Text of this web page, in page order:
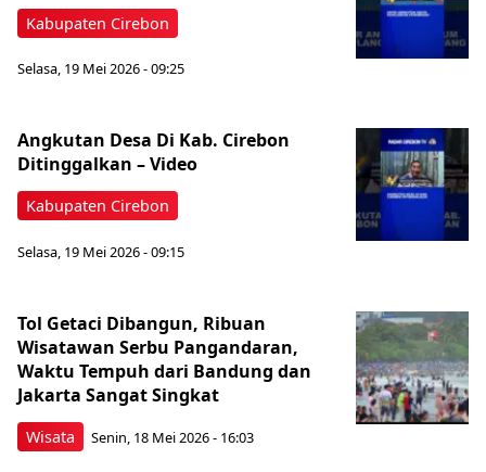
Kabupaten Cirebon
Selasa, 19 Mei 2026 - 09:25
Kabupaten Cirebon
Angkutan Desa Di Kab. Cirebon
Ditinggalkan – Video
Selasa, 19 Mei 2026 - 09:15
Wisata
Tol Getaci Dibangun, Ribuan
Wisatawan Serbu Pangandaran,
Waktu Tempuh dari Bandung dan
Jakarta Sangat Singkat
Senin, 18 Mei 2026 - 16:03